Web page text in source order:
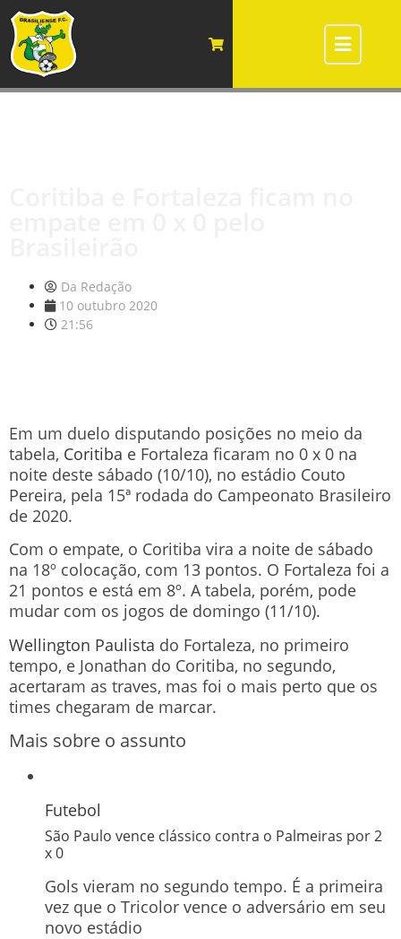
Da Redação
10 outubro 2020
21:56
Em um duelo disputando posições no meio da
tabela, Coritiba e Fortaleza ficaram no 0 x 0 na
noite deste sábado (10/10), no estádio Couto
Pereira, pela 15ª rodada do Campeonato Brasileiro
de 2020.
Com o empate, o Coritiba vira a noite de sábado
na 18º colocação, com 13 pontos. O Fortaleza foi a
21 pontos e está em 8º. A tabela, porém, pode
mudar com os jogos de domingo (11/10).
Wellington Paulista do Fortaleza, no primeiro
tempo, e Jonathan do Coritiba, no segundo,
acertaram as traves, mas foi o mais perto que os
times chegaram de marcar.
Mais sobre o assunto
Futebol
São Paulo vence clássico contra o Palmeiras por 2
x 0
Gols vieram no segundo tempo. É a primeira
vez que o Tricolor vence o adversário em seu
novo estádio